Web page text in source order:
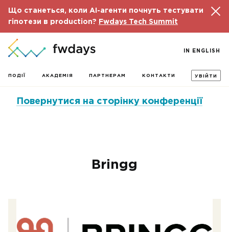
Що станеться, коли AI-агенти почнуть тестувати
гіпотези в production?
Fwdays Tech Summit
ПОДІЇ АКАДЕМІЯ ПАРТНЕРАМ КОНТАКТИ УВІЙТИ
IN ENGLISH
Повернутися на сторінку конференції
Bringg